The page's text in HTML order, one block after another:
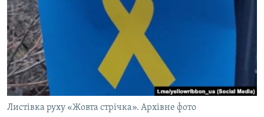
СПЕЦПРОЕКТИ
ДЕПОРТАЦІЯ
ВІДЕОУРОКИ «ELIFBE»
СВІДЧЕННЯ ОКУПАЦІЇ
УКРАЇНСЬКА ПРОБЛЕМА КРИМУ
ІНФОГРАФІКА
ЯК ОБІЙТИ БЛОКУВАННЯ
Русский
Qırımtatar
ДОЛУЧАЙСЯ!
Листівка руху «Жовта стрічка». Архівне фото